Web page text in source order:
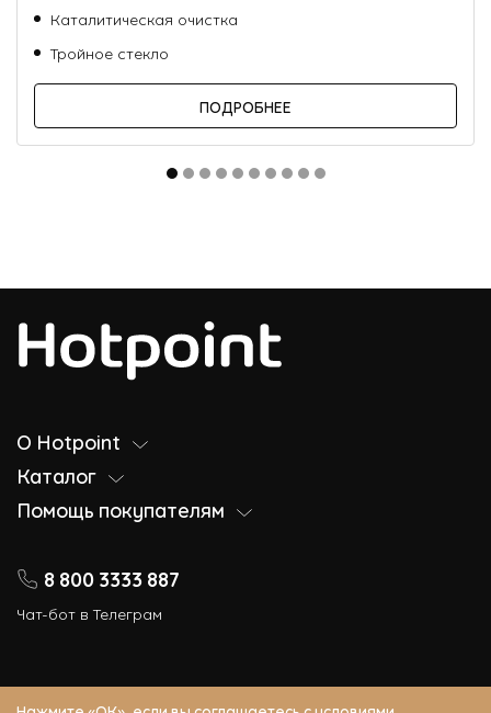
Каталитическая очистка
Тройное стекло
ПОДРОБНЕЕ
О Hotpoint
Каталог
Помощь покупателям
8 800 3333 887
Чат-бот в Телеграм